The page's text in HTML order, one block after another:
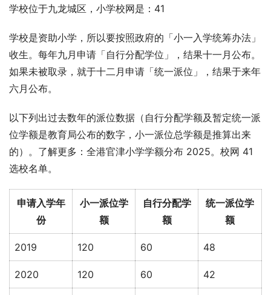
学校位于九龙城区，小学校网是：41
学校是资助小学，所以要按照政府的「小一入学统筹办法」
收生。每年九月申请「自行分配学位」，结果十一月公布。
如果未被取录，就于十二月申请「统一派位」，结果于来年
六月公布。
以下列出过去数年的派位数据（自行分配学额及暂定统一派
位学额是教育局公布的数字，小一派位总学额是推算出来
的）。了解更多：全港官津小学学额分布 2025。校网 41
选校名单。
申请入学年
份
小一派位学
额
自行分配学
额
统一派位学
额
2019 120 60 48
2020 120 60 42